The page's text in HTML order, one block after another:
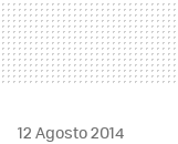
12 Agosto 2014